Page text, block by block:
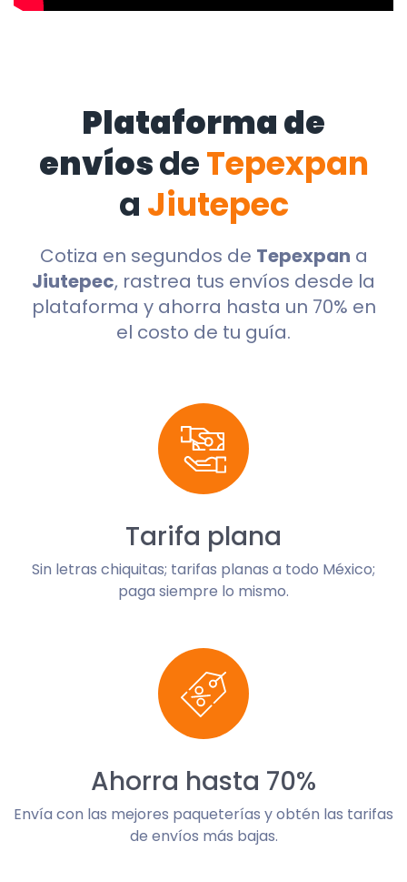
Plataforma de
envíosdeTepexpan
a Jiutepec
Cotiza en segundos de Tepexpan a
Jiutepec, rastrea tus envíos desde la
plataforma y ahorra hasta un 70% en
el costo de tu guía.
Tarifa plana
Sin letras chiquitas; tarifas planas a todo México;
paga siempre lo mismo.
Ahorra hasta 70%
Envía con las mejores paqueterías y obtén las tarifas
de envíos más bajas.